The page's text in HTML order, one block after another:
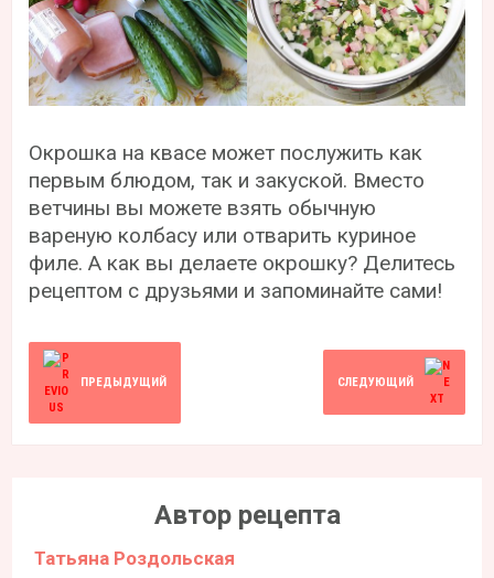
Окрошка на квасе может послужить как
первым блюдом, так и закуской. Вместо
ветчины вы можете взять обычную
вареную колбасу или отварить куриное
филе. А как вы делаете окрошку? Делитесь
рецептом с друзьями и запоминайте сами!
ПРЕДЫДУЩИЙ СЛЕДУЮЩИЙ
Автор рецепта
Татьяна Роздольская